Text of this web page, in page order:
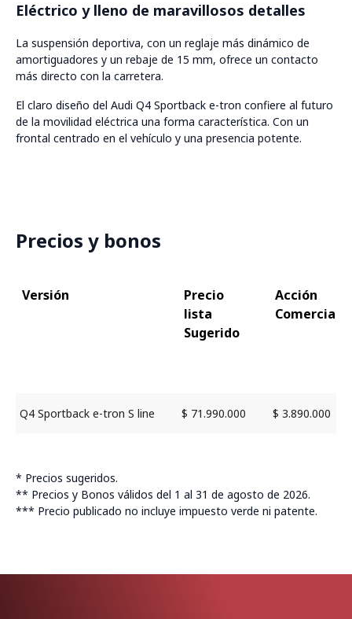
Eléctrico y lleno de maravillosos detalles
La suspensión deportiva, con un reglaje más dinámico de
amortiguadores y un rebaje de 15 mm, ofrece un contacto
más directo con la carretera.
El claro diseño del Audi Q4 Sportback e-tron confiere al futuro
de la movilidad eléctrica una forma característica. Con un
frontal centrado en el vehículo y una presencia potente.
Precios y bonos
Versión
Precio
lista
Sugerido
Acción
Comercial
Q4 Sportback e-tron S line $ 71.990.000 $ 3.890.000
* Precios sugeridos.
** Precios y Bonos válidos del 1 al 31 de agosto de 2026.
*** Precio publicado no incluye impuesto verde ni patente.